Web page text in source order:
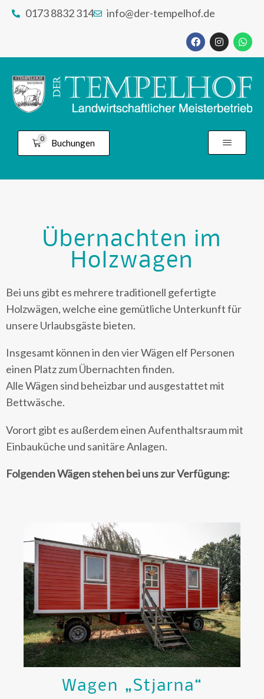
0173 8832 314 info@der-tempelhof.de
0 Buchungen
Übernachten im
Holzwagen
Bei uns gibt es mehrere traditionell gefertigte
Holzwägen, welche eine gemütliche Unterkunft für
unsere Urlaubsgäste bieten.
Insgesamt können in den vier Wägen elf Personen
einen Platz zum Übernachten finden.
Alle Wägen sind beheizbar und ausgestattet mit
Bettwäsche.
Vorort gibt es außerdem einen Aufenthaltsraum mit
Einbauküche und sanitäre Anlagen.
Folgenden Wägen stehen bei uns zur Verfügung:
Wagen „Stjarna“